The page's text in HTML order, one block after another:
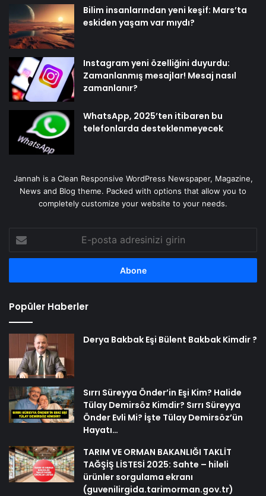
Bilim insanlarından yeni keşif: Mars’ta
eskiden yaşam var mıydı?
Instagram yeni özelliğini duyurdu:
Zamanlanmış mesajlar! Mesaj nasıl
zamanlanır?
WhatsApp, 2025’ten itibaren bu
telefonlarda desteklenmeyecek
Jannah is a Clean Responsive WordPress Newspaper, Magazine,
News and Blog theme. Packed with options that allow you to
completely customize your website to your needs.
posta
adresinizi
Popüler Haberler
Derya Bakbak Eşi Bülent Bakbak Kimdir ?
Sırrı Süreyya Önder’in Eşi Kim? Halide
Tülay Demirsöz Kimdir? Sırrı Süreyya
Önder Evli Mi? İşte Tülay Demirsöz’ün
Hayatı…
TARIM VE ORMAN BAKANLIĞI TAKLİT
TAĞŞİŞ LİSTESİ 2025: Sahte – hileli
ürünler sorgulama ekranı
(guvenilirgida.tarimorman.gov.tr)